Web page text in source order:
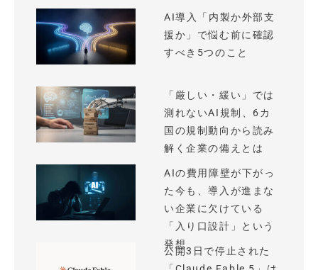
AI導入「内製か外部支
援か」で悩む前に確認
すべき5つのこと
「厳しい・緩い」では
測れないAI規制、6カ
国の規制動向から読み
解く企業の備えとは
AIの費用障壁が下がっ
た今も、導入が進まな
い企業に欠けている
「入り口設計」という
発想
公開3日で停止された